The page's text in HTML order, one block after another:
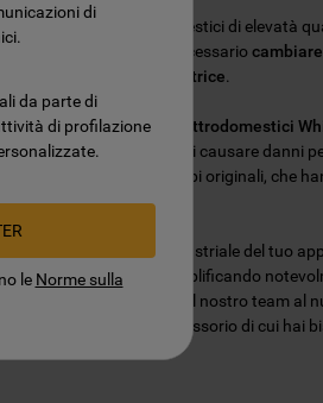
da decenni elettrodomestici di elevatà
tempo potrebbe essere necessario
un nuovo filtro nella lavatrice
ricambi originali per elettrodomestici
o universali potresti causare danni
a disposizione solo ricambi originali, che
standard di qualità.
il modello o il codice industriale del tuo
tecnica del prodotto, semplificando
In alternativa, contatta il nostro team al
della parte o dell'accessorio di cui hai
di
da parte di
di profilazione
le Norme sulla